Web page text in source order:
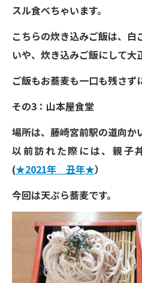
スル食べちゃいます。
こちらの炊き込みご飯は、白
いや、炊き込みご飯にして大
ご飯もお蕎麦も一口も残さず
その3：山本屋食堂
場所は、藤崎宮前駅の道向か
以前訪れた際には、親子
(★2021年 丑年★）
今回は天ぷら蕎麦です。